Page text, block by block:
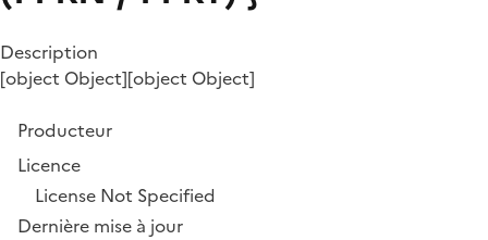
Description
[object Object][object Object]
Producteur
Licence
License Not Specified
Dernière mise à jour